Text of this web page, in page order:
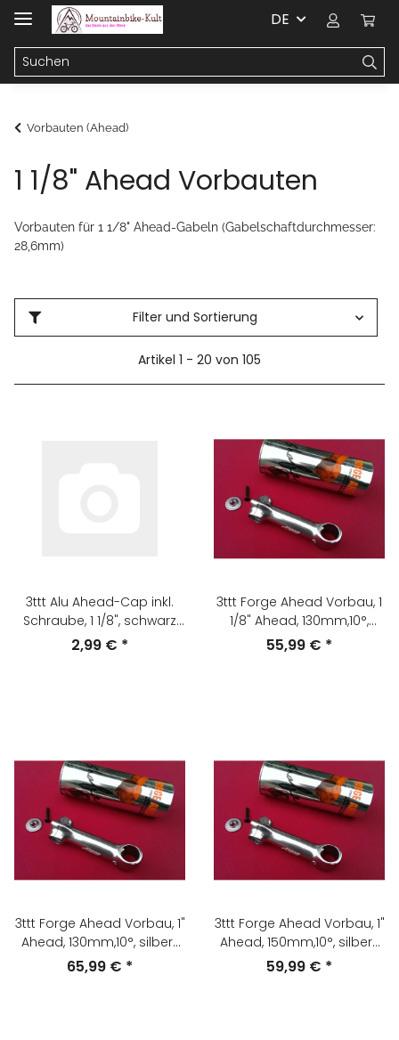
DE
Vorbauten (Ahead)
1 1/8" Ahead Vorbauten
Vorbauten für 1 1/8" Ahead-Gabeln (Gabelschaftdurchmesser:
28,6mm)
Filter und Sortierung
Artikel 1 - 20 von 105
3ttt Alu Ahead-Cap inkl.
Schraube, 1 1/8", schwarz
matt, anodisiert, NEU
2,99 € *
3ttt Forge Ahead Vorbau, 1
1/8" Ahead, 130mm,10°,
silber-grau, NEU
55,99 € *
3ttt Forge Ahead Vorbau, 1"
Ahead, 130mm,10°, silber-
grau, NEU
65,99 € *
3ttt Forge Ahead Vorbau, 1"
Ahead, 150mm,10°, silber-
grau, NEU
59,99 € *